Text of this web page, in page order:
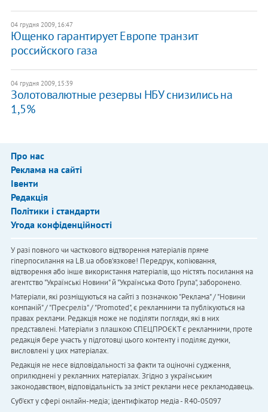
04 грудня 2009, 16:47
Ющенко гарантирует Европе транзит
российского газа
04 грудня 2009, 15:39
Золотовалютные резервы НБУ снизились на
1,5%
Про нас
Реклама на сайті
Івенти
Редакція
Політики і стандарти
Угода конфіденційності
У разі повного чи часткового відтворення матеріалів пряме
гіперпосилання на LB.ua обов'язкове! Передрук, копіювання,
відтворення або інше використання матеріалів, що містять посилання на
агентство "Українськi Новини" й "Українська Фото Група", заборонено.
Матеріали, які розміщуються на сайті з позначкою "Реклама" / "Новини
компаній" / "Пресреліз" / "Promoted", є рекламними та публікуються на
правах реклами. Редакція може не поділяти погляди, які в них
представлені. Матеріали з плашкою СПЕЦПРОЄКТ є рекламними, проте
редакція бере участь у підготовці цього контенту і поділяє думки,
висловлені у цих матеріалах.
Редакція не несе відповідальності за факти та оціночні судження,
оприлюднені у рекламних матеріалах. Згідно з українським
законодавством, відповідальність за зміст реклами несе рекламодавець.
Cуб'єкт у сфері онлайн-медіа; ідентифікатор медіа - R40-05097